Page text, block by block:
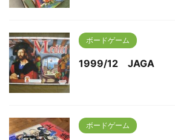
ボードゲーム
1999/12 JAGA
ボードゲーム